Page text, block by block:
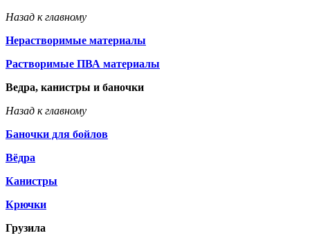
Назад к главному
Нерастворимые материалы
Растворимые ПВА материалы
Ведра, канистры и баночки
Назад к главному
Баночки для бойлов
Вёдра
Канистры
Крючки
Грузила